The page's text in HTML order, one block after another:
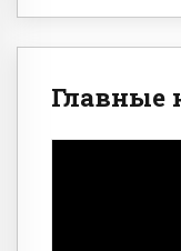
Главные